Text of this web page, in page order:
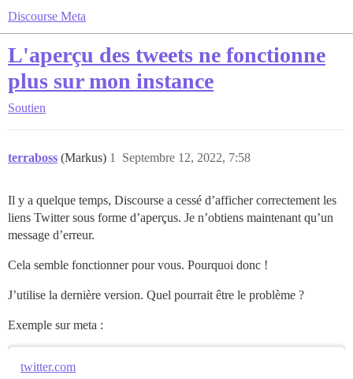
Discourse Meta
L'aperçu des tweets ne fonctionne
plus sur mon instance
Soutien
terraboss (Markus) Septembre 12, 2022, 7:58
1
Il y a quelque temps, Discourse a cessé d’afficher correctement les
liens Twitter sous forme d’aperçus. Je n’obtiens maintenant qu’un
message d’erreur.
Cela semble fonctionner pour vous. Pourquoi donc !
J’utilise la dernière version. Quel pourrait être le problème ?
Exemple sur meta :
twitter.com